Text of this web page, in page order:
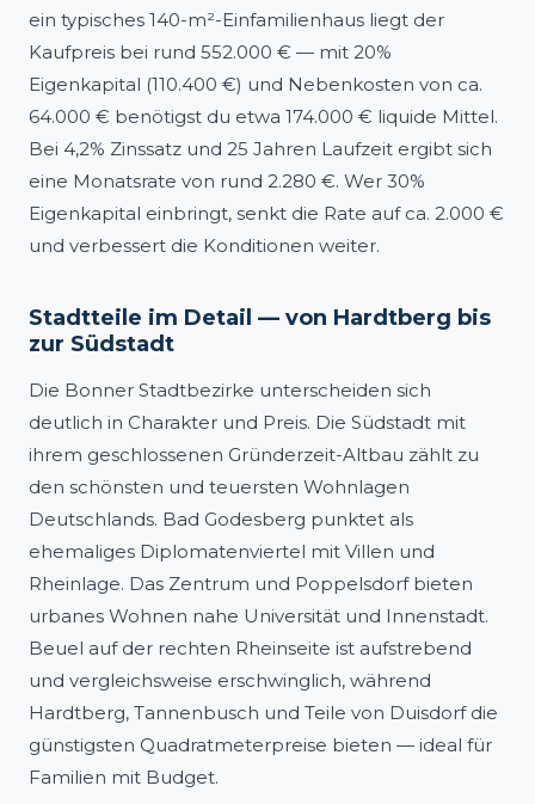
ein typisches 140-m²-Einfamilienhaus liegt der
Kaufpreis bei rund 552.000 € — mit 20%
Eigenkapital (110.400 €) und Nebenkosten von ca.
64.000 € benötigst du etwa 174.000 € liquide Mittel.
Bei 4,2% Zinssatz und 25 Jahren Laufzeit ergibt sich
eine Monatsrate von rund 2.280 €. Wer 30%
Eigenkapital einbringt, senkt die Rate auf ca. 2.000 €
und verbessert die Konditionen weiter.
Stadtteile im Detail — von Hardtberg bis
zur Südstadt
Die Bonner Stadtbezirke unterscheiden sich
deutlich in Charakter und Preis. Die Südstadt mit
ihrem geschlossenen Gründerzeit-Altbau zählt zu
den schönsten und teuersten Wohnlagen
Deutschlands. Bad Godesberg punktet als
ehemaliges Diplomatenviertel mit Villen und
Rheinlage. Das Zentrum und Poppelsdorf bieten
urbanes Wohnen nahe Universität und Innenstadt.
Beuel auf der rechten Rheinseite ist aufstrebend
und vergleichsweise erschwinglich, während
Hardtberg, Tannenbusch und Teile von Duisdorf die
günstigsten Quadratmeterpreise bieten — ideal für
Familien mit Budget.